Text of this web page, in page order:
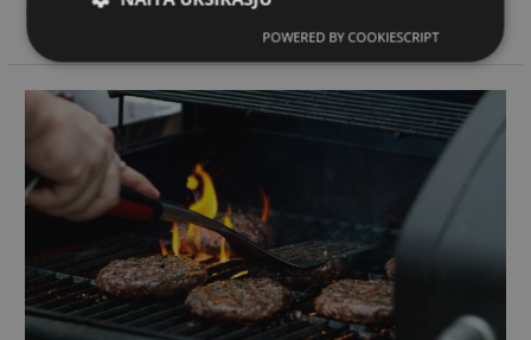
Read More »
Kuidas
tõhusalt
puhastada
hooldada?
POWERED BY COOKIESCRIPT